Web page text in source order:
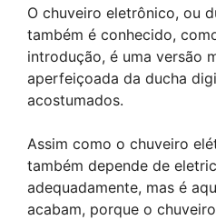
O chuveiro eletrônico, ou
também é conhecido,
introdução, é uma versão
aperfeiçoada da ducha
acostumados.
Assim como o chuveiro
também depende de
adequadamente, mas é
acabam, porque o